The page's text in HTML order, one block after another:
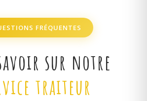
FRÉQUENTES
sur notre
traiteur